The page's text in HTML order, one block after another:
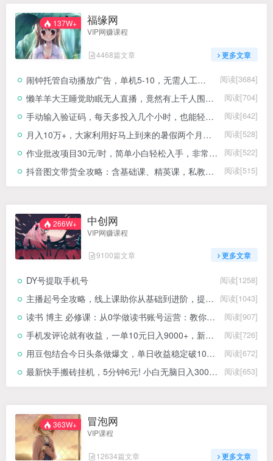
137W+ 福缘网
VIP网赚课程
4468篇文章 更多文章
闹钟托管自动播放广告，单机5-10，无需人工操作 阅读[3684]
懒羊羊大王睡觉助眠无人直播，竟然有上千人围观，目前没人在卷 阅读[704]
手动输入验证码，每天多投入几个小时，也能轻松获得两三千元的收入 阅读[642]
月入10万+，大家利用好马上到来的暑假两个月，打个翻身仗 阅读[528]
作业批改项目30元/时，简单小白轻松入手，非常适合兼职 阅读[522]
抖音图文带货全攻略：含基础课、精英课，私教直播，从账号搭建到流量提升及出单技巧 阅读[515]
266W+ 中创网
VIP网赚课程
9100篇文章 更多文章
DY号提取手机号 阅读[1258]
主播起号全攻略，线上课助你从基础到进阶，提升直播能力 阅读[1043]
读书 博主 必修课：从0学做读书账号运营：教你图文、视频、直播卖书 阅读[907]
手机发评论就有收益，一单10元日入9000+，新手小白复制粘贴秒上手 阅读[726]
用豆包结合今日头条做爆文，单日收益稳定破1000+，只需简单复制粘贴即可！ 阅读[672]
最新快手搬砖挂机，5分钟6元! 小白无脑日入300-600＋ 阅读[653]
363W+ 冒泡网
VIP课程
12634篇文章 更多文章